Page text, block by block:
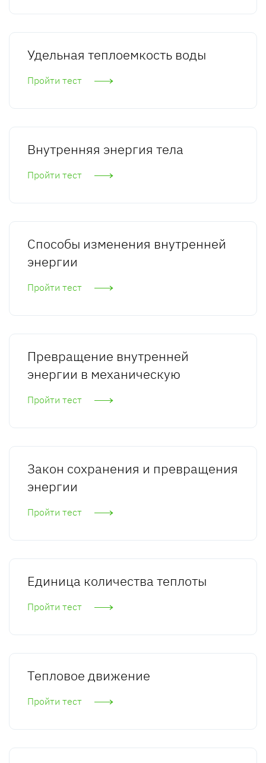
Удельная теплоемкость воды
Пройти тест
Внутренняя энергия тела
Пройти тест
Способы изменения внутренней
энергии
Пройти тест
Превращение внутренней
энергии в механическую
Пройти тест
Закон сохранения и превращения
энергии
Пройти тест
Единица количества теплоты
Пройти тест
Тепловое движение
Пройти тест